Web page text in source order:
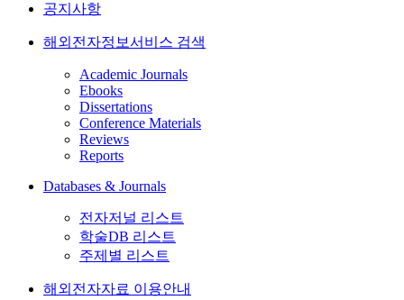
공지사항
해외전자정보서비스 검색
Academic Journals
Ebooks
Dissertations
Conference Materials
Reviews
Reports
Databases & Journals
전자저널 리스트
학술DB 리스트
주제별 리스트
해외전자자료 이용안내